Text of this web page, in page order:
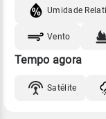
Umidade
Vento
Tempo agora
Satélite